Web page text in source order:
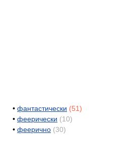
• фантастически (51)
• феерически (10)
• феерично (30)